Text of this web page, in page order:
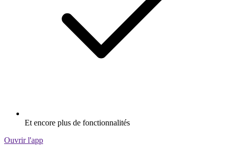
Et encore plus de fonctionnalités
Ouvrir l'app